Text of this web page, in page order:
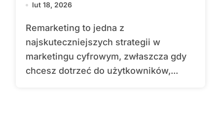
lut 18, 2026
Remarketing to jedna z
najskuteczniejszych strategii w
marketingu cyfrowym, zwłaszcza gdy
chcesz dotrzeć do użytkowników,...